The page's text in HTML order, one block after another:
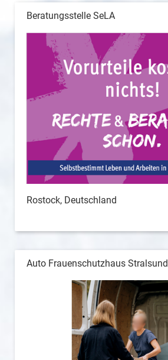
Beratungsstelle SeLA
Rostock, Deutschland
Auto Frauenschutzhaus Stralsund